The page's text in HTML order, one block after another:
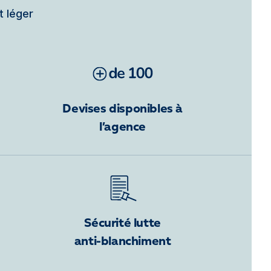
léger
Devises disponibles à
l’agence
Sécurité lutte
anti-blanchiment